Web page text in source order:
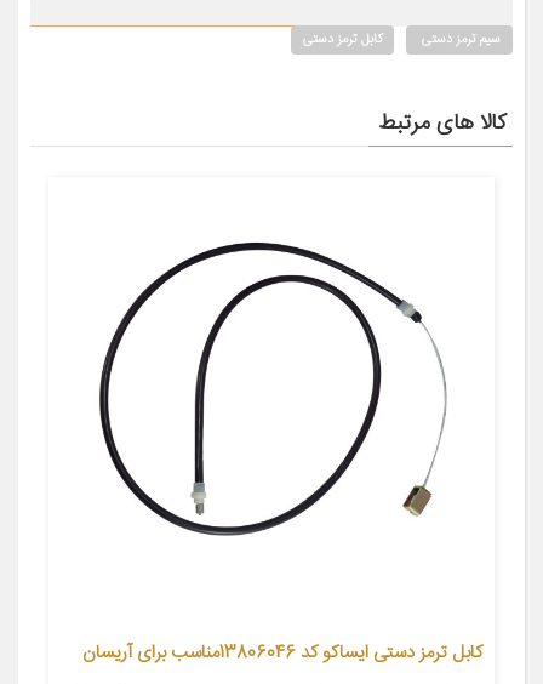
سیم ترمز دستی کابل ترمز دستی
کالا های مرتبط
کابل ترمز دستی ایساکو کد 13806046مناسب برای آریسان